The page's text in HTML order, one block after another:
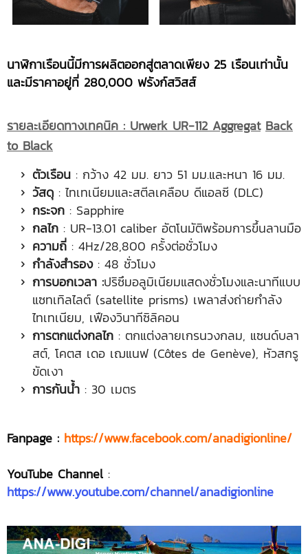
นาฬิกาเรือนนี้มีการผลิตออกสู่ตลาดเพียง 25 เรือนเท่านั้น
และมีราคาอยู่ที่ 280,000 ฟรังก์สวิสส์
รายละเอียดทางเทคนิค : Urwerk UR-112 Aggregat Back
to Black
ตัวเรือน : กว้าง 42 มม. ยาว 51 มม.และหนา 16 มม.
วัสดุ : ไทเทเนียมและสตีลเคลือบ ดีแอลซี (DLC)
กระจก : Sapphire
กลไก : UR-13.01 caliber อัตโนมัติพร้อมการขึ้นลานมือ
ความถี่ : 4Hz/28,800 ครั้งต่อชั่วโมง
กำลังสำรอง: 48 ชั่วโมง
การบอกเวลา :ปริซึมอลูมิเนียมแสดงชั่วโมงและนาทีแบบ
แซทเทิลไลต์ (satellite prisms) เพลาส่งถ่ายกำลัง
ไทเทเนียม, เฟืองวินาทีซิลิคอน
การตกแต่งกลไก : ตกแต่งลายเกรนวงกลม, แซนด์บลา
สต์, โคตส เดอ เฌแนฟ (Côtes de Genève), หัวสกรู
ขัดเงา
การกันน้ำ : 30 เมตร
Fanpage : https://www.facebook.com/anadigionline/
YouTube Channel :
https://www.youtube.com/channel/anadigionline